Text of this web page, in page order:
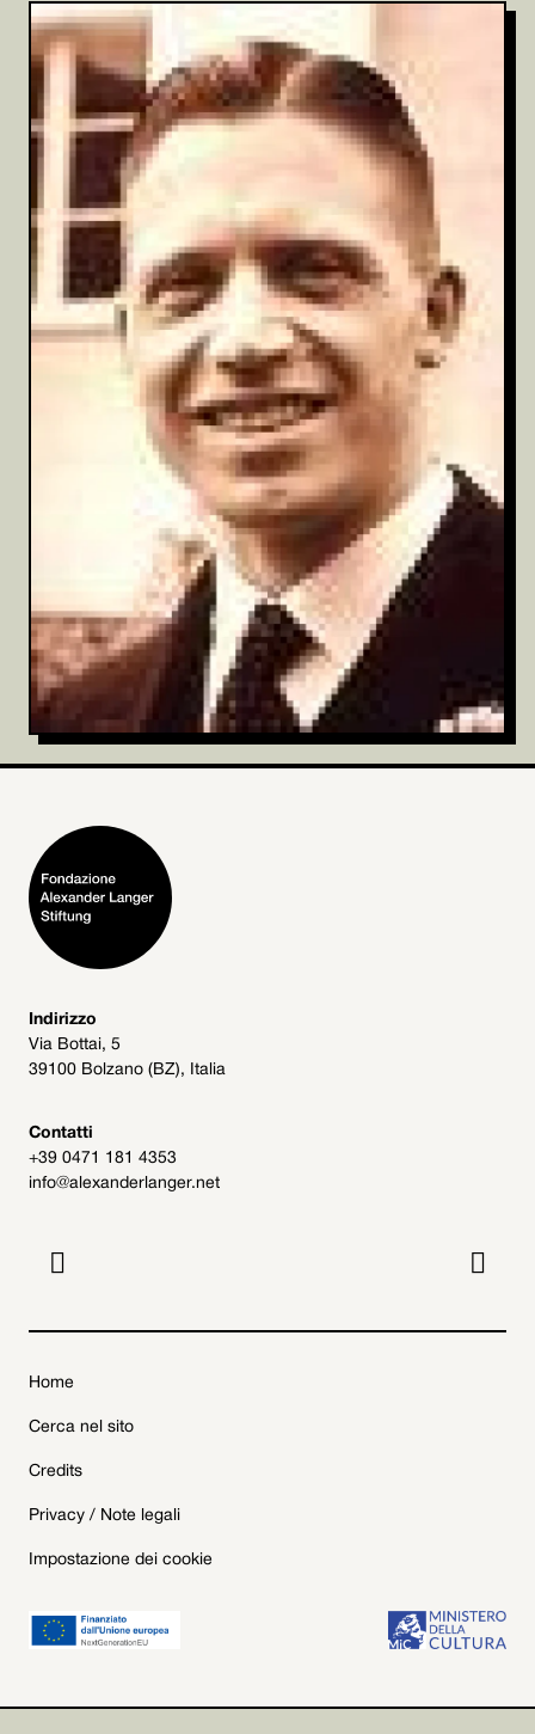
Indirizzo
Via Bottai, 5
39100 Bolzano (BZ), Italia
Contatti
+39 0471 181 4353
info@alexanderlanger.net
 
Home
Cerca nel sito
Credits
Privacy / Note legali
Impostazione dei cookie